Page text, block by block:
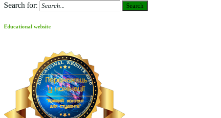
Search for: Search
Educational website